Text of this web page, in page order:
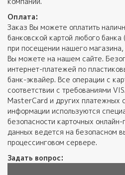
Оплата:
Заказ Вы можете оплатить
банковской картой любого
при посещении нашего магазина,
Вы можете на нашем сайте.
интернет-платежей по
банк-эквайер. Все операции с
соответствии с требованиями
MasterCard и других платежных
информации используются
безопасности карточных
данных ведется на безопасном
процессинговом сервере.
Задать вопрос: